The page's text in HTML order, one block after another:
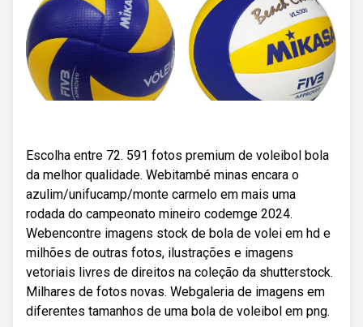
Escolha entre 72. 591 fotos premium de voleibol bola
da melhor qualidade. Webitambé minas encara o
azulim/unifucamp/monte carmelo em mais uma
rodada do campeonato mineiro codemge 2024.
Webencontre imagens stock de bola de volei em hd e
milhões de outras fotos, ilustrações e imagens
vetoriais livres de direitos na coleção da shutterstock.
Milhares de fotos novas. Webgaleria de imagens em
diferentes tamanhos de uma bola de voleibol em png.